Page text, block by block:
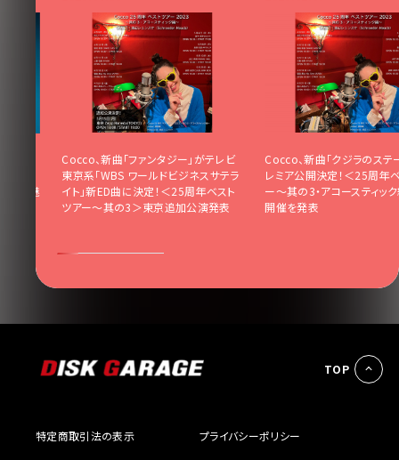
スで魅
Cocco、新曲「ファンタジー」がテレビ
東京系「WBS ワールドビジネスサテラ
イト」新ED曲に決定！＜25周年ベスト
ツアー〜其の3＞東京追加公演発表
Cocco、新曲「クジラのステ
レミア公開決定！＜25周年
ー〜其の3・アコースティッ
開催を発表
TOP
特定商取引法の表示 プライバシーポリシー